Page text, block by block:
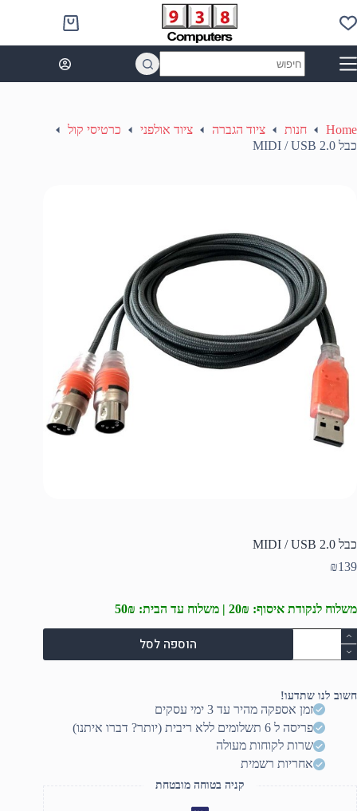
to
content
Shopping
cart
results
Home חנות ציוד הגברה ציוד אולפני
כרטיסי קול
כבל MIDI / USB 2.0
כבל MIDI / USB 2.0
₪139
משלוח לנקודת איסוף: 20₪ | משלוח עד הבית: 50₪
כמות
של
כבל
USB
הוספה לסל
חשוב לנו שתדעו!
זמן אספקה מהיר עד 3 ימי עסקים
פריסה ל 6 תשלומים ללא ריבית (יותר? דברו איתנו)
שרות לקוחות מעולה
אחריות רשמית
קניה בטוחה מובטחת